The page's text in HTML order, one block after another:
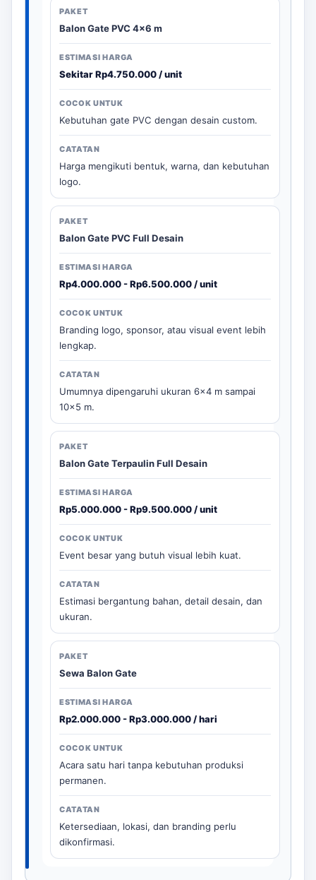
Balon Gate PVC 4x6 m
Sekitar Rp4.750.000 / unit
Kebutuhan gate PVC dengan desain custom.
Harga mengikuti bentuk, warna, dan kebutuhan
logo.
Balon Gate PVC Full Desain
Rp4.000.000 - Rp6.500.000 / unit
Branding logo, sponsor, atau visual event lebih
lengkap.
Umumnya dipengaruhi ukuran 6x4 m sampai
10x5 m.
Balon Gate Terpaulin Full Desain
Rp5.000.000 - Rp9.500.000 / unit
Event besar yang butuh visual lebih kuat.
Estimasi bergantung bahan, detail desain, dan
ukuran.
Sewa Balon Gate
Rp2.000.000 - Rp3.000.000 / hari
Acara satu hari tanpa kebutuhan produksi
permanen.
Ketersediaan, lokasi, dan branding perlu
dikonfirmasi.